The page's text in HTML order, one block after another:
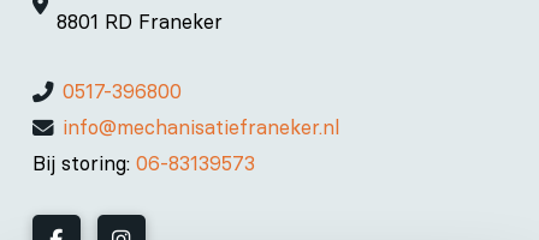
8801 RD Franeker
0517-396800
info@mechanisatiefraneker.nl
Bij storing: 06-83139573